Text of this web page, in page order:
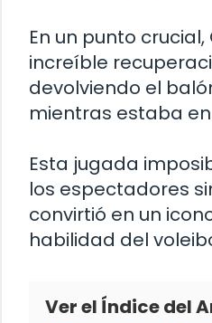
En un punto crucial,
increíble
devolviendo el
mientras estaba
Esta jugada
los espectadores
convirtió en un
habilidad del
Ver el Índice del